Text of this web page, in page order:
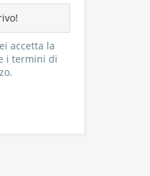
accetta la
i termini di